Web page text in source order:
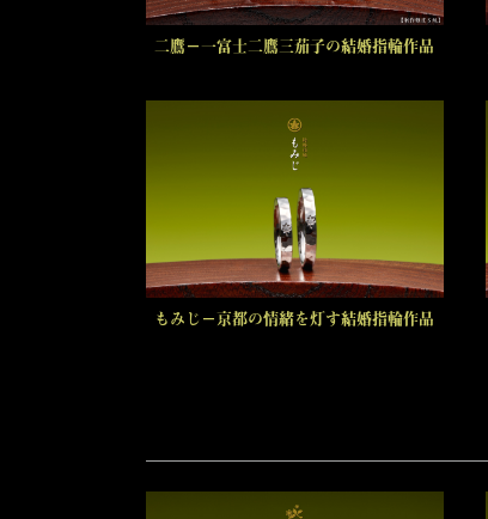
二鷹－一富士二鷹三茄子の結婚指輪作品
もみじ－京都の情緒を灯す結婚指輪作品